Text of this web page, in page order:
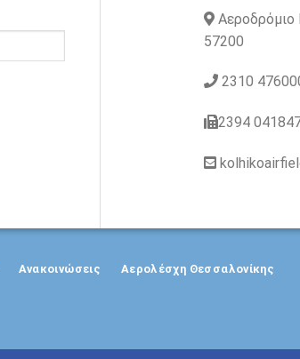
Αεροδρόμιο
57200
2310
2394
Ανακοινώσεις Αερολέσχη Θεσσαλονίκης